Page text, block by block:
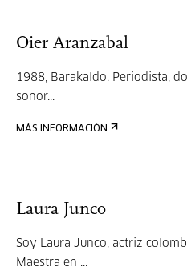
Oier Aranzabal
1988, Barakaldo. Periodista,
sonor...
MÁS INFORMACIÓN
Laura Junco
Soy Laura Junco, actriz
Maestra en ...